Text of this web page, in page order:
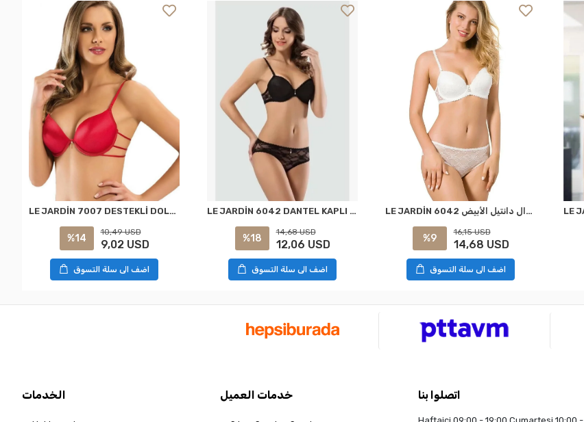
LE JARDİN 7007 DESTEKLİ DOLGULU BİYELİ ARKASI DEKOLTELİ SÜTYEN KIRMIZI
%14
10,49 USD
9,02 USD
اضف الى سلة التسوق
LE JARDİN 6042 DANTEL KAPLI SÜTYEN TAKIMI SİYAH
%18
14,68 USD
12,06 USD
اضف الى سلة التسوق
LE JARDİN 6042 سروال دانتيل الأبيض
%9
16,15 USD
14,68 USD
اضف الى سلة التسوق
الخدمات خدمات العميل اتصلوا بنا